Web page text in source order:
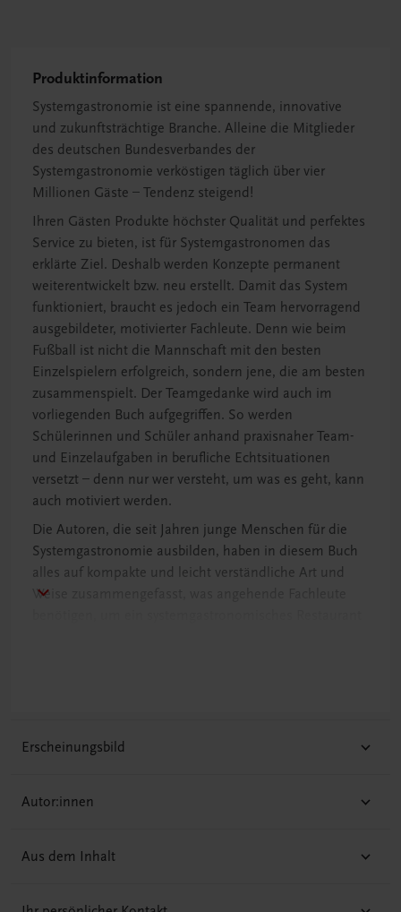
Produktinformation
Systemgastronomie ist eine spannende, innovative
und zukunftsträchtige Branche. Alleine die Mitglieder
des deutschen Bundesverbandes der
Systemgastronomie verköstigen täglich über vier
Millionen Gäste – Tendenz steigend!
Ihren Gästen Produkte höchster Qualität und perfektes
Service zu bieten, ist für Systemgastronomen das
erklärte Ziel. Deshalb werden Konzepte permanent
weiterentwickelt bzw. neu erstellt. Damit das System
funktioniert, braucht es jedoch ein Team hervorragend
ausgebildeter, motivierter Fachleute. Denn wie beim
Fußball ist nicht die Mannschaft mit den besten
Einzelspielern erfolgreich, sondern jene, die am besten
zusammenspielt. Der Teamgedanke wird auch im
vorliegenden Buch aufgegriffen. So werden
Schülerinnen und Schüler anhand praxisnaher Team-
und Einzelaufgaben in berufliche Echtsituationen
versetzt – denn nur wer versteht, um was es geht, kann
auch motiviert werden.
Die Autoren, die seit Jahren junge Menschen für die
Systemgastronomie ausbilden, haben in diesem Buch
alles auf kompakte und leicht verständliche Art und
Weise zusammengefasst, was angehende Fachleute
Erscheinungsbild
Autor:innen
Aus dem Inhalt